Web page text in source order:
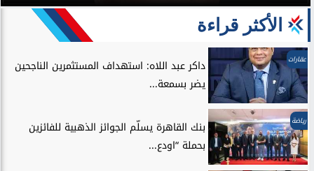
الأكثر قراءة
عقارات
داكر عبد اللاه: استهداف المستثمرين الناجحين
يضر بسمعة...
رياضة
بنك القاهرة يسلّم الجوائز الذهبية للفائزين
بحملة “اودع...